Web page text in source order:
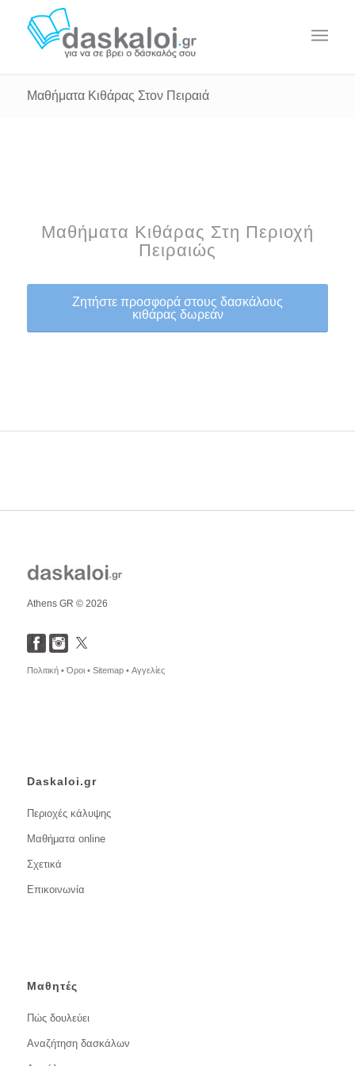
Μαθήματα Κιθάρας Στον Πειραιά
Μαθήματα Κιθάρας Στη Περιοχή
Πειραιώς
Ζητήστε προσφορά στους δασκάλους
κιθάρας δωρεάν
Athens GR © 2026
Πολιτική •Όροι • Sitemap • Αγγελίες
Daskaloi.gr
Περιοχές κάλυψης
Μαθήματα online
Σχετικά
Επικοινωνία
Μαθητές
Πώς δουλεύει
Αναζήτηση δασκάλων